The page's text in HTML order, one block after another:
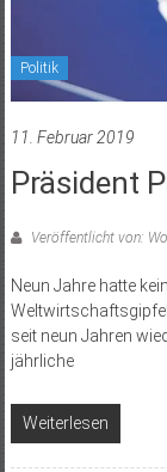
Politik
11. Februar 2019
Präsident
Veröffentlicht von:
Neun Jahre hatte
seit neun Jahren
jährliche
Weiterlesen